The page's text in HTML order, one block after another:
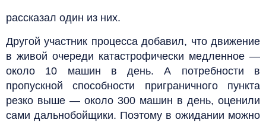
рассказал один из них.
Другой участник процесса добавил, что движение
в живой очереди катастрофически медленное —
около 10 машин в день. А потребности в
пропускной способности приграничного пункта
резко выше — около 300 машин в день, оценили
сами дальнобойщики. Поэтому в ожидании можно